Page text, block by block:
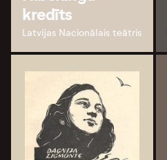
kredīts
Latvijas Nacionālais teātris